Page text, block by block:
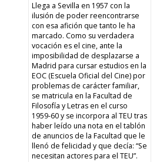
Llega a Sevilla en 1957 con la
ilusión de poder reencontrarse
con esa afición que tanto le ha
marcado. Como su verdadera
vocación es el cine, ante la
imposibilidad de desplazarse a
Madrid para cursar estudios en la
EOC (Escuela Oficial del Cine) por
problemas de carácter familiar,
se matricula en la Facultad de
Filosofía y Letras en el curso
1959-60 y se incorpora al TEU tras
haber leído una nota en el tablón
de anuncios de la Facultad que le
llenó de felicidad y que decía: “Se
necesitan actores para el TEU”.